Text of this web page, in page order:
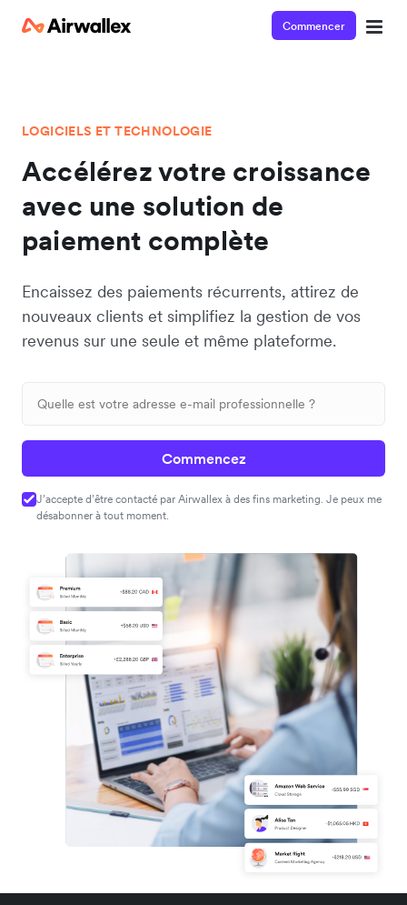
Commencer
LOGICIELS ET TECHNOLOGIE
Accélérez votre croissance
avec une solution de
paiement complète
Encaissez des paiements récurrents, attirez de
nouveaux clients et simplifiez la gestion de vos
revenus sur une seule et même plateforme.
Commencez
J’accepte d’être contacté par Airwallex à des fins marketing. Je peux me
désabonner à tout moment.